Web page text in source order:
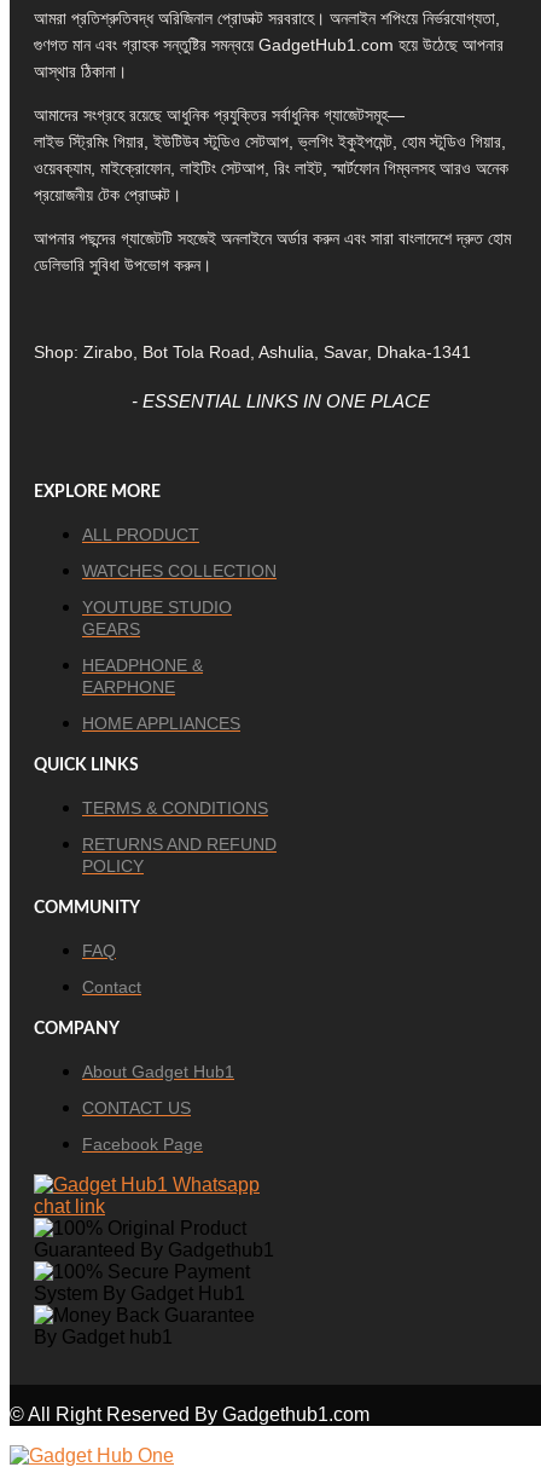
আমরা প্রতিশ্রুতিবদ্ধ অরিজিনাল প্রোডাক্ট সরবরাহে। অনলাইন শপিংয়ে নির্ভরযোগ্যতা,
গুণগত মান এবং গ্রাহক সন্তুষ্টির সমন্বয়ে GadgetHub1.com হয়ে উঠেছে আপনার
আস্থার ঠিকানা।
আমাদের সংগ্রহে রয়েছে আধুনিক প্রযুক্তির সর্বাধুনিক গ্যাজেটসমূহ—
লাইভ স্ট্রিমিং গিয়ার, ইউটিউব স্টুডিও সেটআপ, ভ্লগিং ইকুইপমেন্ট, হোম স্টুডিও গিয়ার,
ওয়েবক্যাম, মাইক্রোফোন, লাইটিং সেটআপ, রিং লাইট, স্মার্টফোন গিম্বলসহ আরও অনেক
প্রয়োজনীয় টেক প্রোডাক্ট।
আপনার পছন্দের গ্যাজেটটি সহজেই অনলাইনে অর্ডার করুন এবং সারা বাংলাদেশে দ্রুত হোম
ডেলিভারি সুবিধা উপভোগ করুন।
Shop: Zirabo, Bot Tola Road, Ashulia, Savar, Dhaka-1341
- ESSENTIAL LINKS IN ONE PLACE
EXPLORE MORE
ALL PRODUCT
WATCHES COLLECTION
YOUTUBE STUDIO
GEARS
HEADPHONE &
EARPHONE
HOME APPLIANCES
QUICK LINKS
TERMS & CONDITIONS
RETURNS AND REFUND
POLICY
COMMUNITY
FAQ
Contact
COMPANY
About Gadget Hub1
CONTACT US
Facebook Page
© All Right Reserved By Gadgethub1.com